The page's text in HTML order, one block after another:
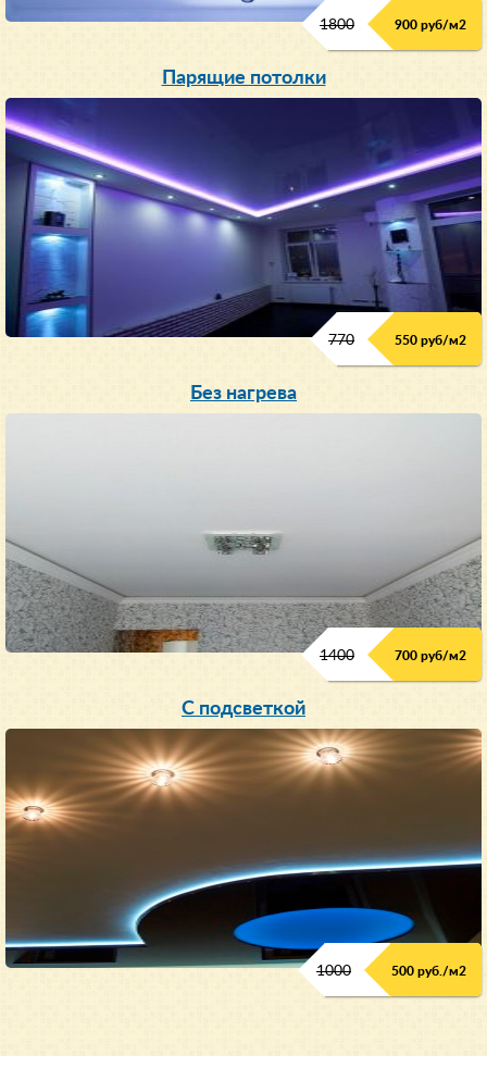
1800 900 руб/м2
Парящие потолки
770 550 руб/м2
Без нагрева
1400 700 руб/м2
С подсветкой
1000 500 руб./м2